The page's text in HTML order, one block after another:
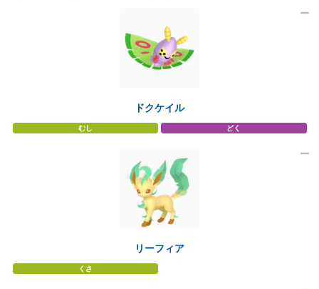
ドクケイル
むし どく
リーフィア
くさ